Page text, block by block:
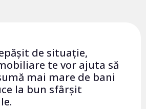
de situație,
te vor ajuta să
mai mare de bani
la bun sfârșit